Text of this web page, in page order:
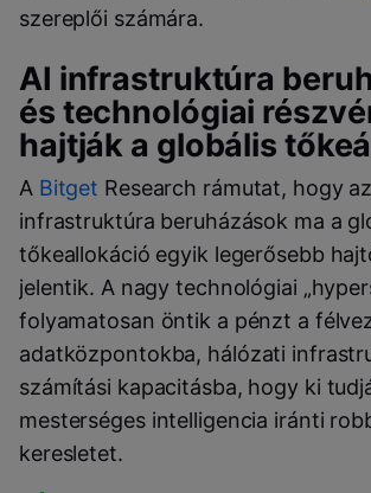
szereplői számára.
AI infrastruktúra
és technológiai
hajtják a globális
A Bitget Research rámutat, hogy
infrastruktúra beruházások ma a
tőkeallokáció egyik legerősebb
jelentik. A nagy technológiai
folyamatosan öntik a pénzt a
adatközpontokba, hálózati
számítási kapacitásba, hogy ki
mesterséges intelligencia iránti
keresletet.